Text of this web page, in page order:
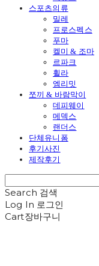
스포츠의류
밀레
프로스펙스
푸마
켈미 & 조마
르파크
휠라
엠리밋
쪼끼 & 바람막이
데피웨이
메덱스
랜더스
단체유니폼
후기사진
제작후기
Search 검색
Log In 로그인
Cart장바구니